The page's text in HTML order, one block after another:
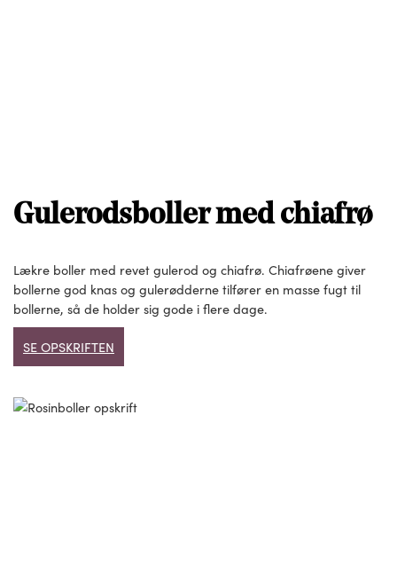
Gulerodsboller med chiafrø
Lækre boller med revet gulerod og chiafrø. Chiafrøene giver
bollerne god knas og gulerødderne tilfører en masse fugt til
bollerne, så de holder sig gode i flere dage.
SE OPSKRIFTEN